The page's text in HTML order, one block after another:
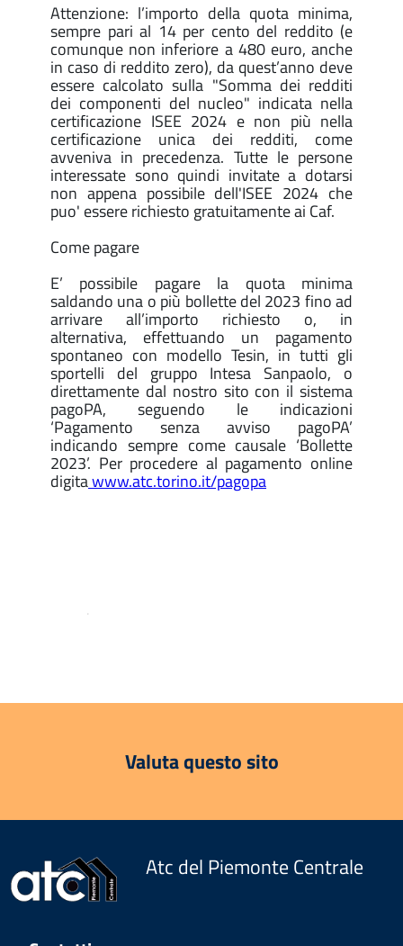
Attenzione: l’importo della quota minima,
sempre pari al 14 per cento del reddito (e
comunque non inferiore a 480 euro, anche
in caso di reddito zero), da quest’anno deve
essere calcolato sulla "Somma dei redditi
dei componenti del nucleo" indicata nella
certificazione ISEE 2024 e non più nella
certificazione unica dei redditi, come
avveniva in precedenza. Tutte le persone
interessate sono quindi invitate a dotarsi
non appena possibile dell'ISEE 2024 che
puo' essere richiesto gratuitamente ai Caf.
Come pagare
E’ possibile pagare la quota minima
saldando una o più bollette del 2023 fino ad
arrivare all’importo richiesto o, in
alternativa, effettuando un pagamento
spontaneo con modello Tesin, in tutti gli
sportelli del gruppo Intesa Sanpaolo, o
direttamente dal nostro sito con il sistema
pagoPA, seguendo le indicazioni
‘Pagamento senza avviso pagoPA’
indicando sempre come causale ‘Bollette
2023’. Per procedere al pagamento online
digitawww.atc.torino.it/pagopa
.
Valuta questo sito
Atc del Piemonte Centrale